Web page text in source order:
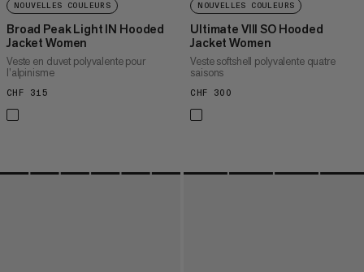
NOUVELLES COULEURS
Broad Peak Light IN Hooded
Jacket Women
Veste en duvet polyvalente pour
l’alpinisme
CHF 315
NOUVELLES COULEURS
Ultimate VIII SO Hooded
Jacket Women
Veste softshell polyvalente quatre
saisons
CHF 300